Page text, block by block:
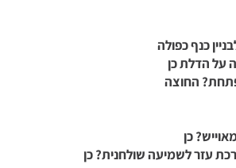
כנף כפולה
על הדלת כן
החוצה
כן
עזר לשמיעה שולחנית? כן